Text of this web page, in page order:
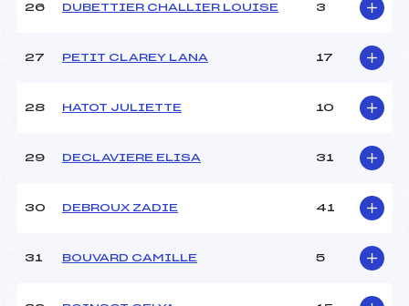
26 DUBETTIER CHALLIER LOUISE 3
27 PETIT CLAREY LANA 17
28 HATOT JULIETTE 10
29 DECLAVIERE ELISA 31
30 DEBROUX ZADIE 41
31 BOUVARD CAMILLE 5